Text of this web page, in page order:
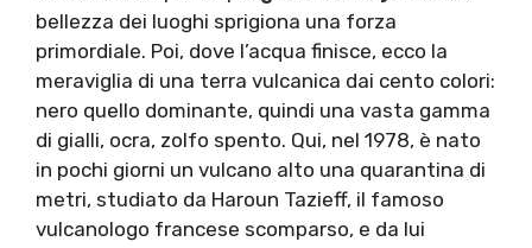
bellezza dei luoghi sprigiona una forza
primordiale. Poi, dove l’acqua finisce, ecco la
meraviglia di una terra vulcanica dai cento colori:
nero quello dominante, quindi una vasta gamma
di gialli, ocra, zolfo spento. Qui, nel 1978, è nato
in pochi giorni un vulcano alto una quarantina di
metri, studiato da Haroun Tazieff, il famoso
vulcanologo francese scomparso, e da lui